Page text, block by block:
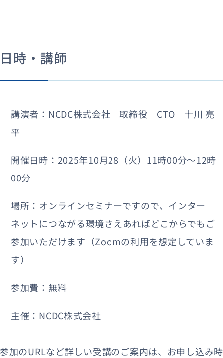
日時・講師
講演者：NCDC株式会社 取締役 CTO 十川 亮
平
開催日時：2025年10月28（火）11時00分〜12時
00分
場所：オンラインセミナーですので、インター
ネットにつながる環境さえあればどこからでもご
参加いただけます（Zoomの利用を想定していま
す）
参加費：無料
主催：NCDC株式会社
参加のURLなど詳しい受講のご案内は、お申し込み時